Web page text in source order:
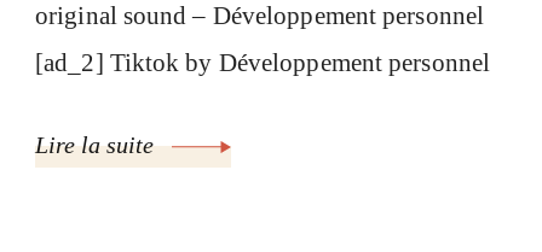
original sound – Développement personnel
[ad_2] Tiktok by Développement personnel
Lire la suite